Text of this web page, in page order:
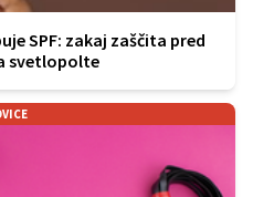
SPF: zakaj zaščita pred
svetlopolte